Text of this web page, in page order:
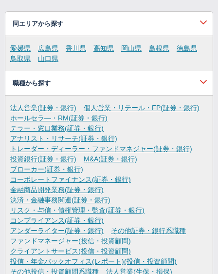
同エリアから探す
愛媛県 広島県 香川県 高知県 岡山県 島根県
徳島県
鳥取県
山口県
職種から探す
法人営業(証券・銀行)
個人営業・リテール・FP(証券・銀行)
ホールセラ―・RM(証券・銀行)
テラー・窓口業務(証券・銀行)
アナリスト・リサーチ(証券・銀行)
トレーダー・ディーラー・ファンドマネジャー(証券・銀行)
投資銀行(証券・銀行)
M&A(証券・銀行)
ブローカー(証券・銀行)
コーポレートファイナンス(証券・銀行)
金融商品開発業務(証券・銀行)
決済・金融事務関連(証券・銀行)
リスク・与信・債権管理・監査(証券・銀行)
コンプライアンス(証券・銀行)
アンダーライター(証券・銀行)
その他証券・銀行系職種
ファンドマネージャー(投信・投資顧問)
クライアントサービス(投信・投資顧問)
投信・年金バックオフィス(レポート)(投信・投資顧問)
その他投信・投資顧問系職種
法人営業(生保・損保)